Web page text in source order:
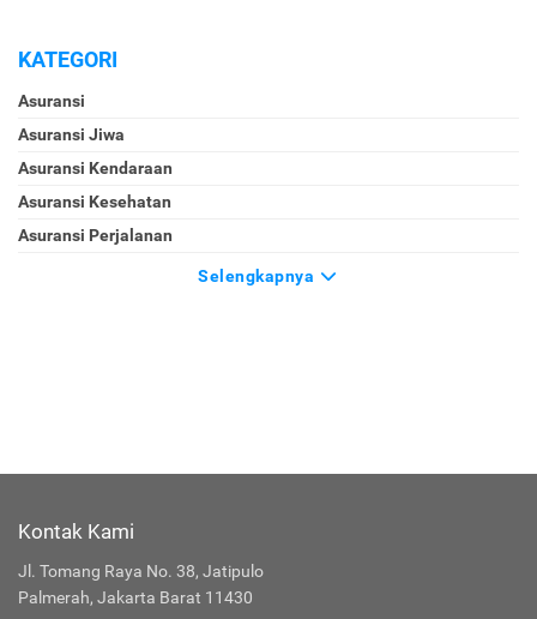
KATEGORI
Asuransi
Asuransi Jiwa
Asuransi Kendaraan
Asuransi Kesehatan
Asuransi Perjalanan
Selengkapnya
Kontak Kami
Jl. Tomang Raya No. 38, Jatipulo
Palmerah, Jakarta Barat 11430